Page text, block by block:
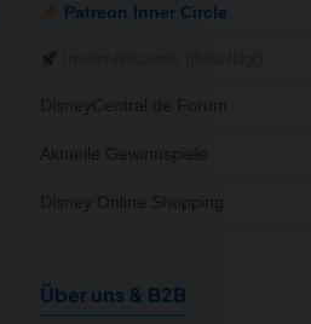
Patreon Inner Circle
DisneyCentral.de Forum
Aktuelle Gewinnspiele
Disney Online Shopping
Über uns & B2B